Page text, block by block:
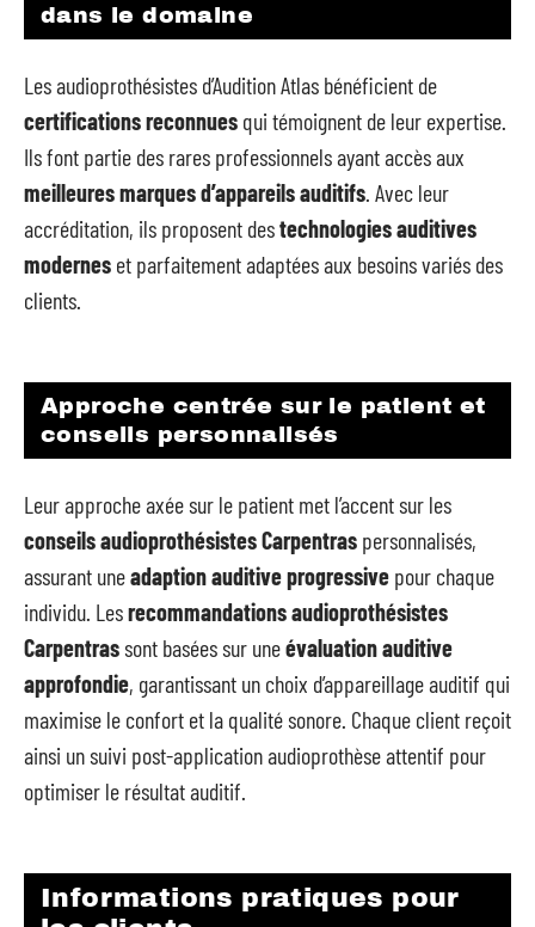
dans le domaine
Les audioprothésistes d’Audition Atlas bénéficient de
certifications reconnues qui témoignent de leur expertise.
Ils font partie des rares professionnels ayant accès aux
meilleures marques d’appareils auditifs . Avec leur
accréditation, ils proposent destechnologies auditives
modernes et parfaitement adaptées aux besoins variés des
clients.
Approche centrée sur le patient et
conseils personnalisés
Leur approche axée sur le patient met l’accent sur les
conseils audioprothésistes Carpentras personnalisés,
assurant uneadaption auditive progressive pour chaque
individu. Lesrecommandations audioprothésistes
Carpentrassont basées sur uneévaluation auditive
approfondie, garantissant un choix d’appareillage auditif qui
maximise le confort et la qualité sonore. Chaque client reçoit
ainsi un suivi post-application audioprothèse attentif pour
optimiser le résultat auditif.
Informations pratiques pour